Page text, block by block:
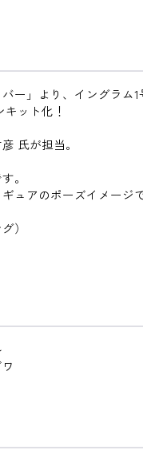
バー」より、イングラム
ット化！
氏が担当。
。
ュアのポーズイメージで
）